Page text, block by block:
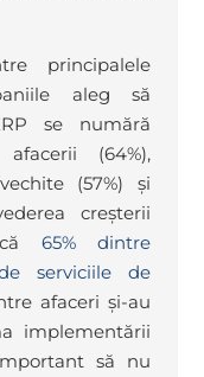
principalele
aleg să
se numără
(64%),
(57%) și
creșterii
65% dintre
serviciile de
afaceri și-au
implementării
să nu